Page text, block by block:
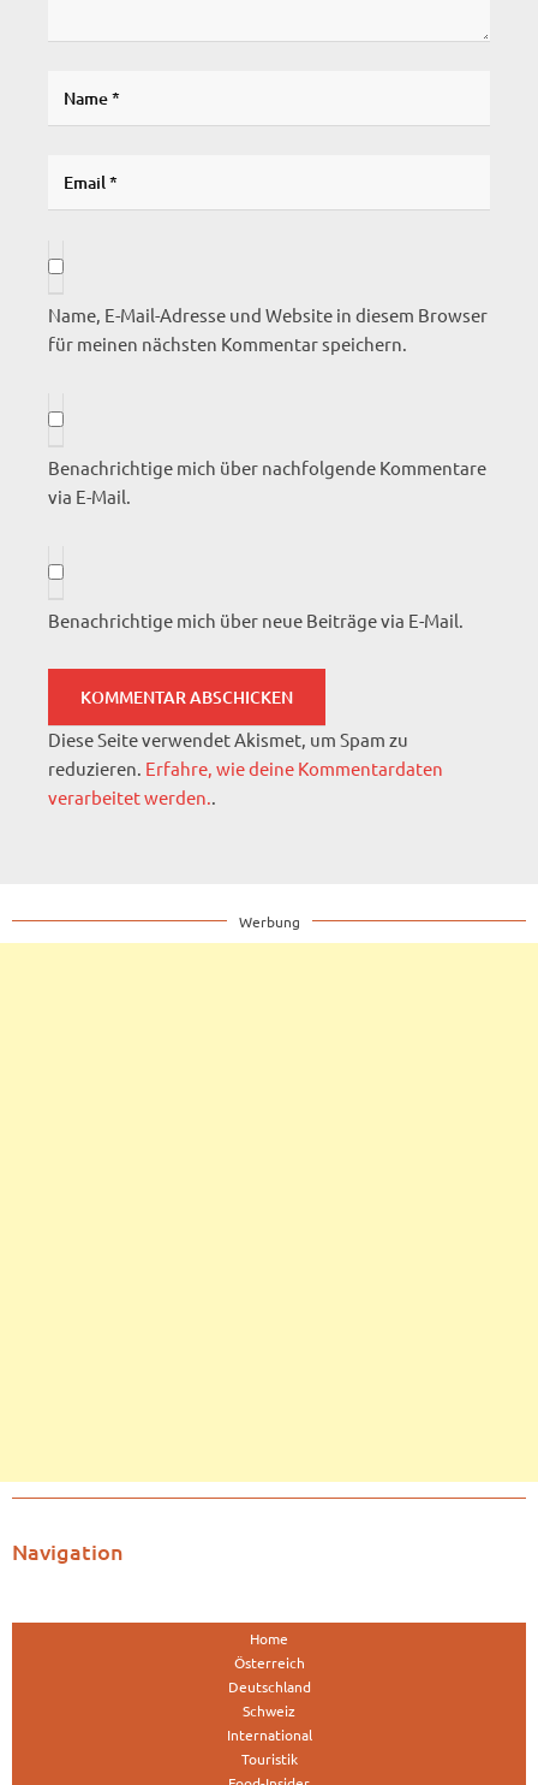
Name, E-Mail-Adresse und Website in diesem Browser
für meinen nächsten Kommentar speichern.
Benachrichtige mich über nachfolgende Kommentare
via E-Mail.
Benachrichtige mich über neue Beiträge via E-Mail.
Diese Seite verwendet Akismet, um Spam zu
reduzieren. Erfahre, wie deine Kommentardaten
verarbeitet werden..
Werbung
Navigation
Home
Österreich
Deutschland
Schweiz
International
Touristik